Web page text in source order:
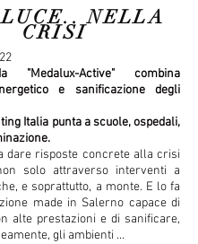
NELLA
CRISI
"Medalux-Active" combina
e sanificazione degli
Italia punta a scuole, ospedali,
dare risposte concrete alla crisi
solo attraverso interventi a
e soprattutto, a monte. E lo fa
made in Salerno capace di
alte prestazioni e di sanificare,
gli ambienti ...